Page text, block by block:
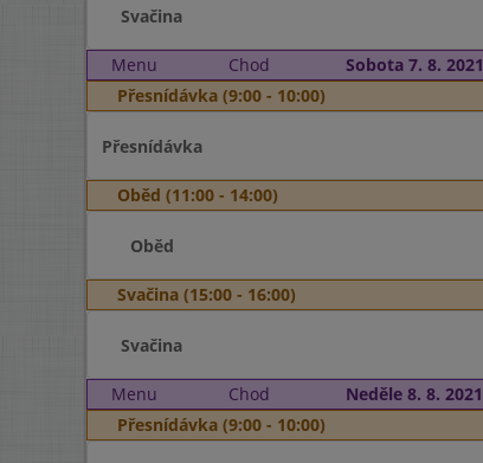
Svačina
Menu Chod
Sobota 7. 8. 2021
Přesnídávka (9:00 - 10:00)
Přesnídávka
Oběd (11:00 - 14:00)
Oběd
Svačina (15:00 - 16:00)
Svačina
Menu Chod
Neděle 8. 8. 2021
Přesnídávka (9:00 - 10:00)